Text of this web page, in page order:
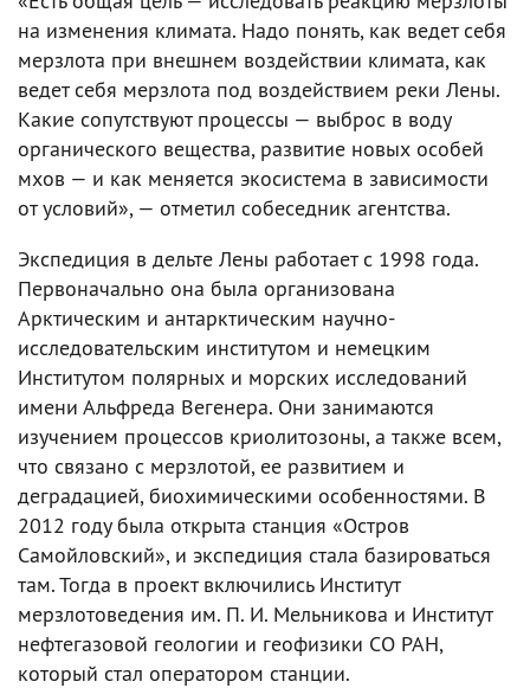
на изменения климата. Надо понять, как ведет себя
мерзлота при внешнем воздействии климата, как
ведет себя мерзлота под воздействием реки Лены.
Какие сопутствуют процессы — выброс в воду
органического вещества, развитие новых особей
мхов — и как меняется экосистема в зависимости
от условий», — отметил собеседник агентства.
Экспедиция в дельте Лены работает с 1998 года.
Первоначально она была организована
Арктическим и антарктическим научно-
исследовательским институтом и немецким
Институтом полярных и морских исследований
имени Альфреда Вегенера. Они занимаются
изучением процессов криолитозоны, а также всем,
что связано с мерзлотой, ее развитием и
деградацией, биохимическими особенностями. В
2012 году была открыта станция «Остров
Самойловский», и экспедиция стала базироваться
там. Тогда в проект включились Институт
мерзлотоведения им. П. И. Мельникова и Институт
нефтегазовой геологии и геофизики СО РАН,
который стал оператором станции.